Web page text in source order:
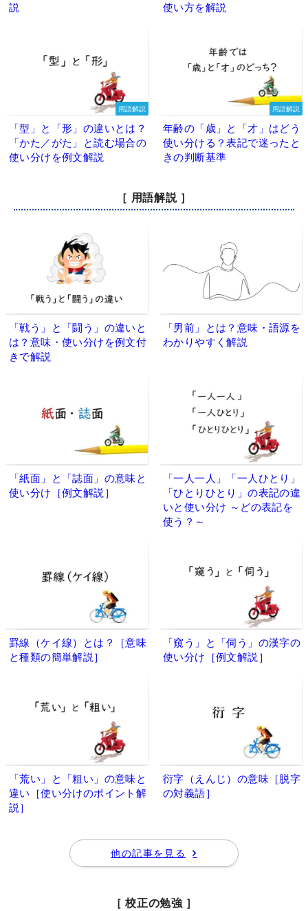
説
使い方を解説
用語解説
「型」と「形」の違いとは？
「かた／がた」と読む場合の
使い分けを例文解説
用語解説
年齢の「歳」と「才」はどう
使い分ける？表記で迷ったと
きの判断基準
［ 用語解説 ］
「戦う」と「闘う」の違いと
は？意味・使い分けを例文付
きで解説
「男前」とは？意味・語源を
わかりやすく解説
「紙面」と「誌面」の意味と
使い分け［例文解説］
「一人一人」「一人ひとり」
「ひとりひとり」の表記の違
いと使い分け ～どの表記を
使う？～
罫線（ケイ線）とは？［意味
と種類の簡単解説］
「窺う」と「伺う」の漢字の
使い分け［例文解説］
「荒い」と「粗い」の意味と
違い［使い分けのポイント解
説］
衍字（えんじ）の意味［脱字
の対義語］
他の記事を見る
［ 校正の勉強 ］